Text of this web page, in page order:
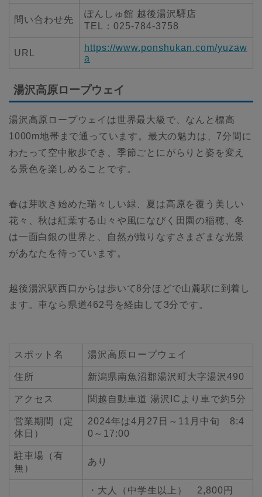
問い合わせ先
ぽんしゅ館 越後湯沢驛店
TEL：025-784-3758
URL
https://www.ponshukan.com/yuzaw
a
湯沢高原ロープウェイ
湯沢高原ロープウェイは世界最大級で、なんと標高
1000m地帯まで通っています。最大の魅力は、7分間に
わたって空中散歩でき、季節ごとにがらりと姿を変え
る景色を楽しめることです。
春は芽吹き始めた瑞々しい緑、夏は高原を覆う美しい
花々、秋は紅葉する山々や風になびく田園の稲穂、冬
は一面白銀の世界と、自然が織りなすさまざまな光景
があなたを待っています。
越後湯沢駅西口からは歩いて8分ほどで山麓駅に到着し
ます。車なら県道462号を経由して3分です。
スポット名 湯沢高原ロープウェイ
住所 新潟県南魚沼郡湯沢町大字湯沢490
アクセス 関越自動車道 湯沢ICより車で約5分
営業期間（定
休日）
2024年は4月27日～11月中旬 8:4
0～17:00
駐車場（有
無）
あり
・大人（中学生以上） 2,800円